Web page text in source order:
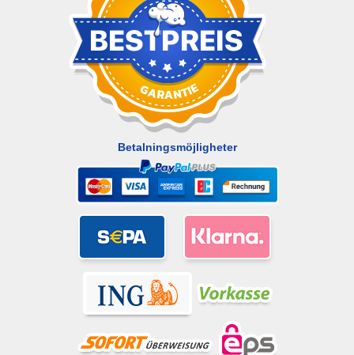
Betalningsmöjligheter